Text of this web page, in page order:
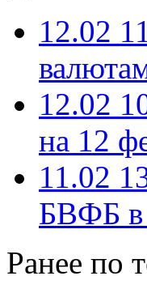
12.02
12.02
на 12
11.02
БВФБ в
Ранее по